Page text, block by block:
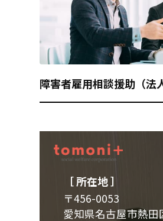
障害者雇用相談援助（法
［ 所在地 ］
〒456-0053
愛知県名古屋市熱